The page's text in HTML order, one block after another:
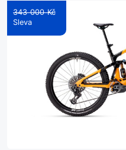
343 000 Kč